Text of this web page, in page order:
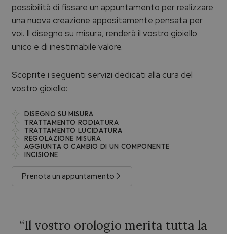
possibilità di fissare un appuntamento per realizzare
una nuova creazione appositamente pensata per
voi. Il disegno su misura, renderà il vostro gioiello
unico e di inestimabile valore.
Scoprite i seguenti servizi dedicati alla cura del
vostro gioiello:
DISEGNO SU MISURA
TRATTAMENTO RODIATURA
TRATTAMENTO LUCIDATURA
REGOLAZIONE MISURA
AGGIUNTA O CAMBIO DI UN COMPONENTE
INCISIONE
Prenota un appuntamento
“Il vostro orologio merita tutta la